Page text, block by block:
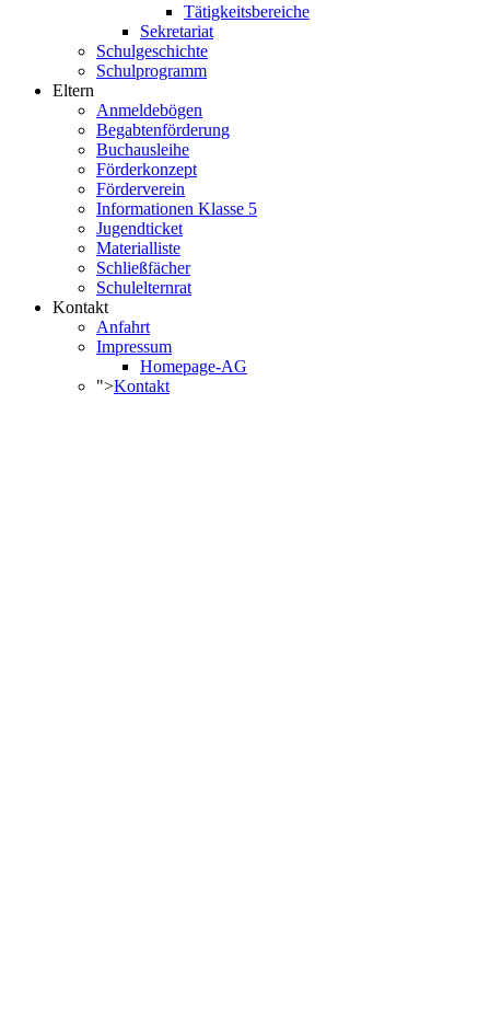
Tätigkeitsbereiche
Sekretariat
Schulgeschichte
Schulprogramm
Eltern
Anmeldebögen
Begabtenförderung
Buchausleihe
Förderkonzept
Förderverein
Informationen Klasse 5
Jugendticket
Materialliste
Schließfächer
Schulelternrat
Kontakt
Anfahrt
Impressum
Homepage-AG
">Kontakt